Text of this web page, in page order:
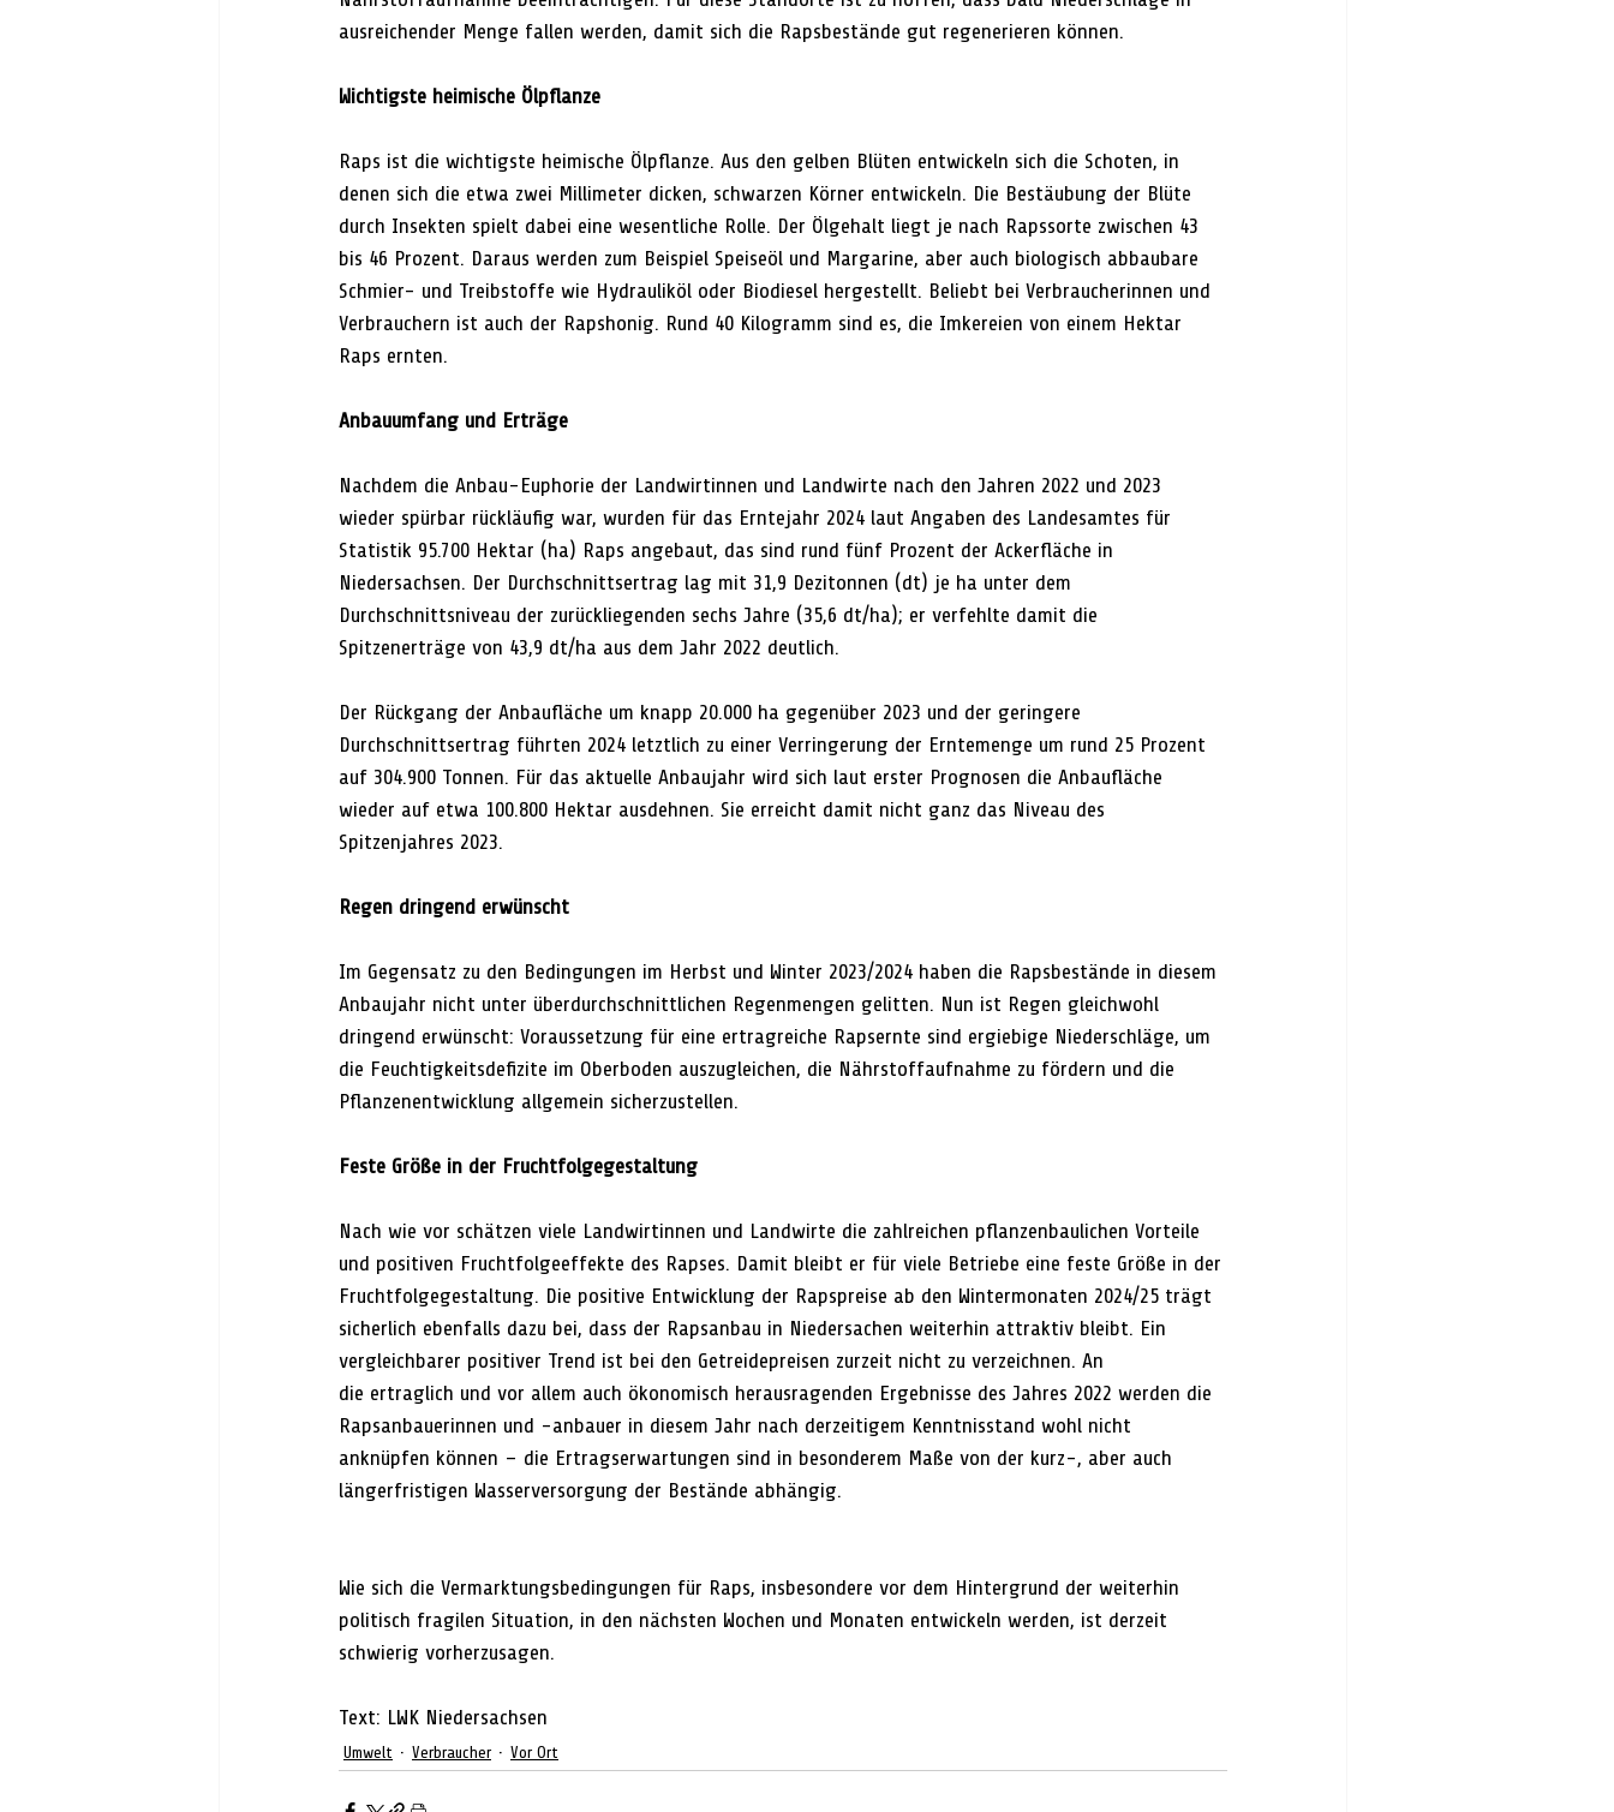
ausreichender Menge fallen werden, damit sich die Rapsbestände gut regenerieren können.
Wichtigste heimische Ölpflanze
Raps ist die wichtigste heimische Ölpflanze. Aus den gelben Blüten entwickeln sich die Schoten, in
denen sich die etwa zwei Millimeter dicken, schwarzen Körner entwickeln. Die Bestäubung der Blüte
durch Insekten spielt dabei eine wesentliche Rolle. Der Ölgehalt liegt je nach Rapssorte zwischen 43
bis 46 Prozent. Daraus werden zum Beispiel Speiseöl und Margarine, aber auch biologisch abbaubare
Schmier- und Treibstoffe wie Hydrauliköl oder Biodiesel hergestellt. Beliebt bei Verbraucherinnen und
Verbrauchern ist auch der Rapshonig. Rund 40 Kilogramm sind es, die Imkereien von einem Hektar
Raps ernten.
Anbauumfang und Erträge
Nachdem die Anbau-Euphorie der Landwirtinnen und Landwirte nach den Jahren 2022 und 2023
wieder spürbar rückläufig war, wurden für das Erntejahr 2024 laut Angaben des Landesamtes für
Statistik 95.700 Hektar (ha) Raps angebaut, das sind rund fünf Prozent der Ackerfläche in
Niedersachsen. Der Durchschnittsertrag lag mit 31,9 Dezitonnen (dt) je ha unter dem
Durchschnittsniveau der zurückliegenden sechs Jahre (35,6 dt/ha); er verfehlte damit die
Spitzenerträge von 43,9 dt/ha aus dem Jahr 2022 deutlich.
Der Rückgang der Anbaufläche um knapp 20.000 ha gegenüber 2023 und der geringere
Durchschnittsertrag führten 2024 letztlich zu einer Verringerung der Erntemenge um rund 25 Prozent
auf 304.900 Tonnen. Für das aktuelle Anbaujahr wird sich laut erster Prognosen die Anbaufläche
wieder auf etwa 100.800 Hektar ausdehnen. Sie erreicht damit nicht ganz das Niveau des
Spitzenjahres 2023.
Regen dringend erwünscht
Im Gegensatz zu den Bedingungen im Herbst und Winter 2023/2024 haben die Rapsbestände in diesem
Anbaujahr nicht unter überdurchschnittlichen Regenmengen gelitten. Nun ist Regen gleichwohl
dringend erwünscht: Voraussetzung für eine ertragreiche Rapsernte sind ergiebige Niederschläge, um
die Feuchtigkeitsdefizite im Oberboden auszugleichen, die Nährstoffaufnahme zu fördern und die
Pflanzenentwicklung allgemein sicherzustellen.
Feste Größe in der Fruchtfolgegestaltung
Nach wie vor schätzen viele Landwirtinnen und Landwirte die zahlreichen pflanzenbaulichen Vorteile
und positiven Fruchtfolgeeffekte des Rapses. Damit bleibt er für viele Betriebe eine feste Größe in der
Fruchtfolgegestaltung. Die positive Entwicklung der Rapspreise ab den Wintermonaten 2024/25 trägt
sicherlich ebenfalls dazu bei, dass der Rapsanbau in Niedersachen weiterhin attraktiv bleibt. Ein
vergleichbarer positiver Trend ist bei den Getreidepreisen zurzeit nicht zu verzeichnen. An
die ertraglich und vor allem auch ökonomisch herausragenden Ergebnisse des Jahres 2022 werden die
Rapsanbauerinnen und -anbauer in diesem Jahr nach derzeitigem Kenntnisstand wohl nicht
anknüpfen können – die Ertragserwartungen sind in besonderem Maße von der kurz-, aber auch
längerfristigen Wasserversorgung der Bestände abhängig.
Wie sich die Vermarktungsbedingungen für Raps, insbesondere vor dem Hintergrund der weiterhin
politisch fragilen Situation, in den nächsten Wochen und Monaten entwickeln werden, ist derzeit
schwierig vorherzusagen.
Text: LWK Niedersachsen
Umwelt Verbraucher Vor Ort